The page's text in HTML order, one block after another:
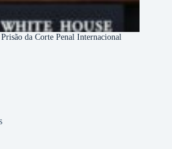
da Corte Penal Internacional